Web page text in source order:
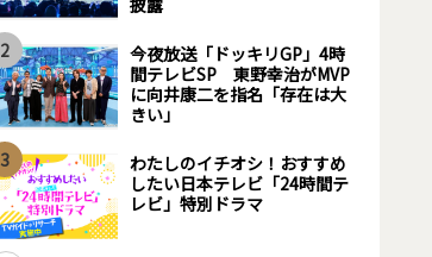
披露
2
今夜放送「ドッキリGP」4時
間テレビSP 東野幸治がMVP
に向井康二を指名「存在は大
きい」
3
わたしのイチオシ！おすすめ
したい日本テレビ「24時間テ
レビ」特別ドラマ